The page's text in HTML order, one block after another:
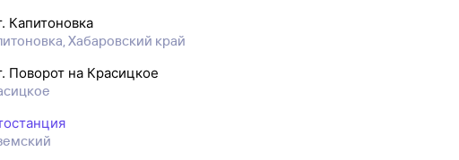
Капитоновка
Хабаровский край
Поворот на Красицкое